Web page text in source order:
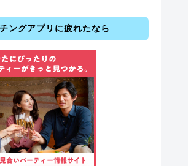
ングアプリに疲れたなら